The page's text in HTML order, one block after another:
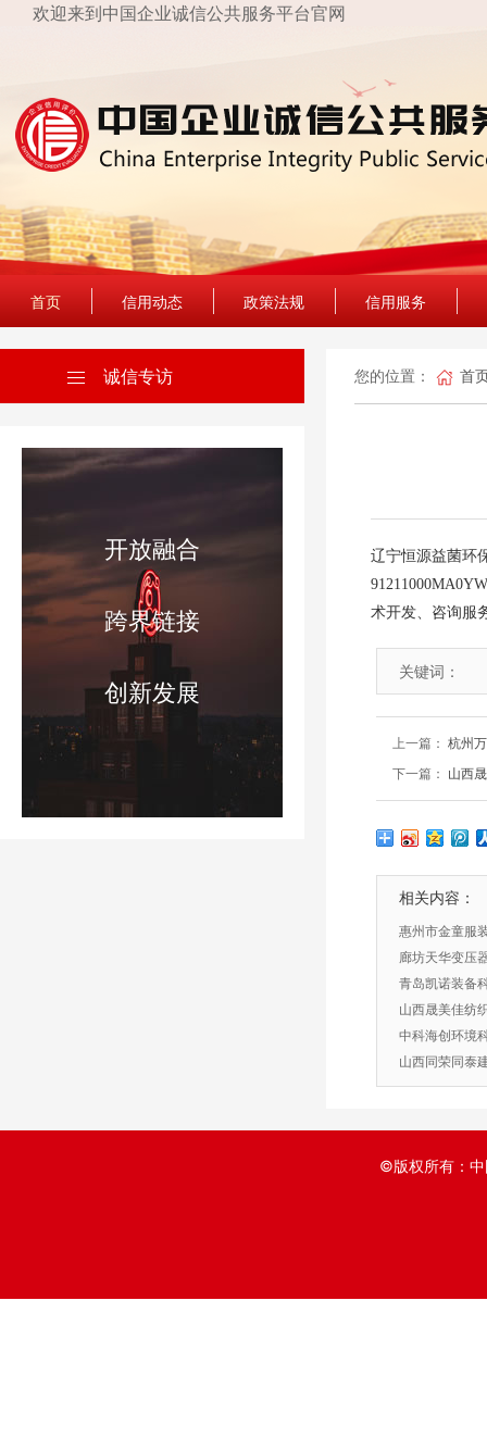
欢迎来到中国企业诚信公共服务平台官网
首页 信用动态 政策法规 信用服务
诚信专访
开放融合
跨界链接
创新发展
您的位置： 首
辽宁恒源益菌环
术开发、咨询服
关键词：
上一篇： 杭州
下一篇： 山西
相关内容：
惠州市金童服
廊坊天华变压
青岛凯诺装备
山西晟美佳纺
中科海创环境
山西同荣同泰
©版权所有：